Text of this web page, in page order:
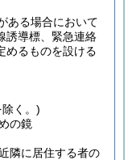
ある場合において
誘導標、緊急連絡
めるものを設ける
く。)
の鏡
隣に居住する者の